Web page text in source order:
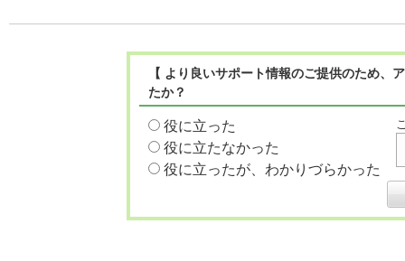
【 より良いサポート情報のご提供のため
たか？
役に立った
役に立たなかった
役に立ったが、わかりづらかった